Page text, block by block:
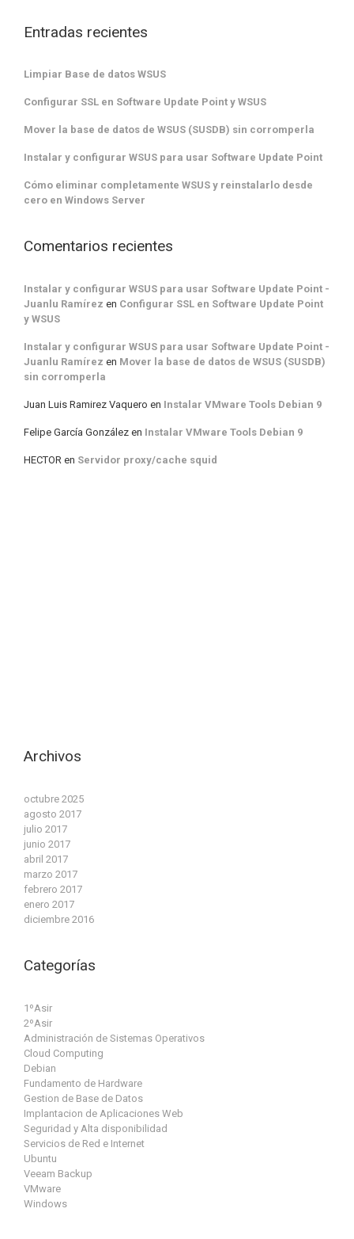
Entradas recientes
Limpiar Base de datos WSUS
Configurar SSL en Software Update Point y WSUS
Mover la base de datos de WSUS (SUSDB) sin corromperla
Instalar y configurar WSUS para usar Software Update Point
Cómo eliminar completamente WSUS y reinstalarlo desde
cero en Windows Server
Comentarios recientes
Instalar y configurar WSUS para usar Software Update Point -
Juanlu Ramírez en Configurar SSL en Software Update Point
y WSUS
Instalar y configurar WSUS para usar Software Update Point -
Juanlu Ramírez en Mover la base de datos de WSUS (SUSDB)
sin corromperla
Juan Luis Ramirez Vaquero en Instalar VMware Tools Debian 9
Felipe García González en Instalar VMware Tools Debian 9
HECTOR en Servidor proxy/cache squid
Archivos
octubre 2025
agosto 2017
julio 2017
junio 2017
abril 2017
marzo 2017
febrero 2017
enero 2017
diciembre 2016
Categorías
1ºAsir
2ºAsir
Administración de Sistemas Operativos
Cloud Computing
Debian
Fundamento de Hardware
Gestion de Base de Datos
Implantacion de Aplicaciones Web
Seguridad y Alta disponibilidad
Servicios de Red e Internet
Ubuntu
Veeam Backup
VMware
Windows